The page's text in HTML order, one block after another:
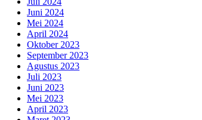
Juni 2024
Mei 2024
April 2024
Oktober 2023
September 2023
Agustus 2023
Juli 2023
Juni 2023
Mei 2023
April 2023